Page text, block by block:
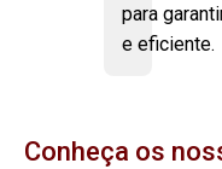
para
e eficiente.
Conheça os